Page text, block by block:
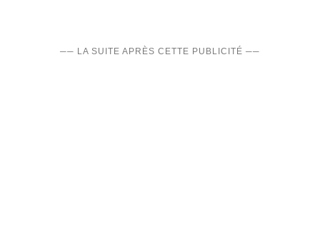
── LA SUITE APRÈS CETTE PUBLICITÉ ──